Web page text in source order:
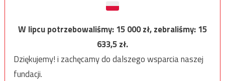
W lipcu potrzebowaliśmy:15 000zł, zebraliśmy:15
633,5zł.
Dziękujemy! i zachęcamy do dalszego wsparcia naszej
fundacji.